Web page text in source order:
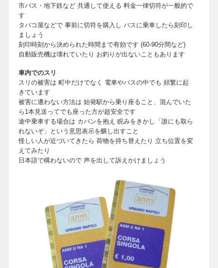
市バス・地下鉄など 共通して使える 料金一律切符が一般的で
す
タバコ屋などで 事前に切符を購入し バスに乗車したら刻印し
ましょう
刻印時刻から決められた時間まで有効です (60-90分間など)
自動販売機は壊れていたり お釣りが出ないこともあります
車内でのスリ
スリの被害は 町中だけでなく 電車やバスの中でも 頻繁に起
きています
被害に遭わない方法は 始発駅から乗り座ること、混んでいた
ら1本見送ってでも座った方が超安全です
途中乗車する場合は カバンを抱え 睨みをきかし「誰にも取ら
れないぞ」という意思表示を醸し出すこと
怪しい人が近づいてきたら 荷物を持ち替えたり 立ち位置を変
えてみたり
日本語で構わないので 声を出して訴えかけましょう